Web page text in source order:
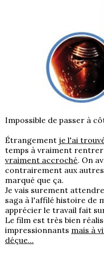
Impossible de passer à
Étrangement je l'ai
temps à vraiment rentrer
vraiment accroché. On
contrairement aux
marqué que ça.
Je vais surement
saga à l'affilé histoire de
apprécier le travail fait
Le film est très bien
impressionnants mais à
déçue...